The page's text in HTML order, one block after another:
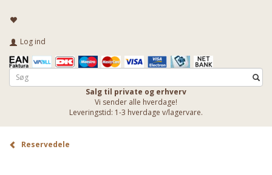
Log ind
Salg til private og erhverv
Vi sender alle hverdage!
Leveringstid: 1-3 hverdage v/lagervare.
Reservedele